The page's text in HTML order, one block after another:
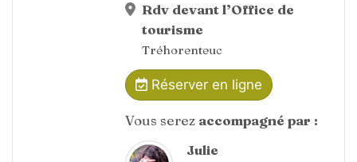
Rdv devant l’Office de
tourisme
Tréhorenteuc
Réserver en ligne
Vous serez accompagné par :
Julie